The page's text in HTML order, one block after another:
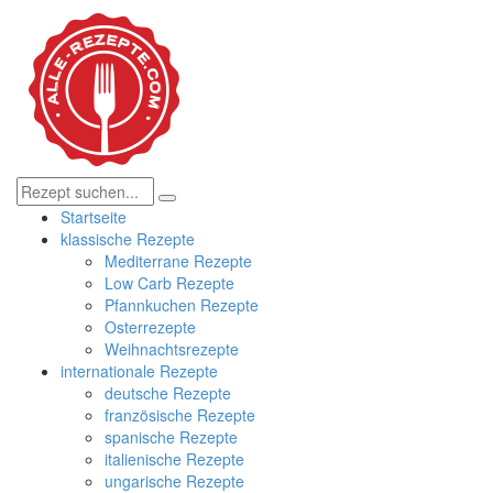
Startseite
klassische Rezepte
Mediterrane Rezepte
Low Carb Rezepte
Pfannkuchen Rezepte
Osterrezepte
Weihnachtsrezepte
internationale Rezepte
deutsche Rezepte
französische Rezepte
spanische Rezepte
italienische Rezepte
ungarische Rezepte